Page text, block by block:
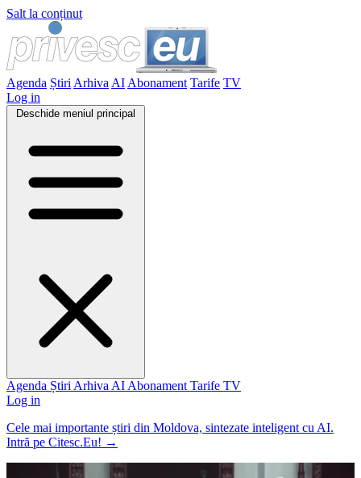
Salt la conținut
Agenda Știri Arhiva AI Abonament Tarife TV
Log in
Deschide meniul principal
Agenda Știri Arhiva AI Abonament Tarife TV
Log in
Cele mai importante știri din Moldova, sintezate inteligent cu AI.
Intră pe Citesc.Eu! →